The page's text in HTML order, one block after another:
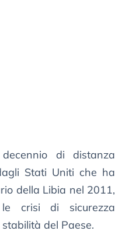
di distanza
Stati Uniti che ha
della Libia nel 2011,
crisi di sicurezza
del Paese.